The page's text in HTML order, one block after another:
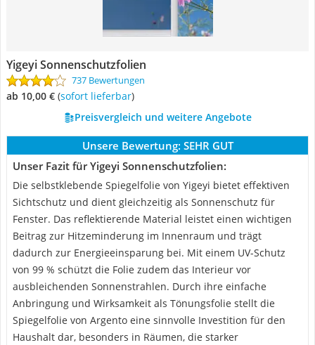
Yigeyi Sonnenschutzfolien
737 Bewertungen
ab 10,00 € ( Sofort lieferbar)
Preisvergleich und weitere Angebote
Unsere Bewertung: SEHR GUT
Unser Fazit für Yigeyi Sonnenschutzfolien:
Die selbstklebende Spiegelfolie von Yigeyi bietet effektiven
Sichtschutz und dient gleichzeitig als Sonnenschutz für
Fenster. Das reflektierende Material leistet einen wichtigen
Beitrag zur Hitzeminderung im Innenraum und trägt
dadurch zur Energieeinsparung bei. Mit einem UV-Schutz
von 99 % schützt die Folie zudem das Interieur vor
ausbleichenden Sonnenstrahlen. Durch ihre einfache
Anbringung und Wirksamkeit als Tönungsfolie stellt die
Spiegelfolie von Argento eine sinnvolle Investition für den
Haushalt dar, besonders in Räumen, die starker